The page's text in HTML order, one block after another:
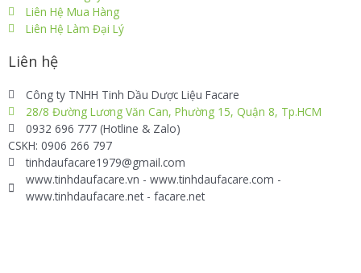
Liên Hệ Mua Hàng
Liên Hệ Làm Đại Lý
Liên hệ
Công ty TNHH Tinh Dầu Dược Liệu Facare
28/8 Đường Lương Văn Can, Phường 15, Quận 8, Tp.HCM
0932 696 777 (Hotline & Zalo)
CSKH: 0906 266 797
tinhdaufacare1979@gmail.com
www.tinhdaufacare.vn - www.tinhdaufacare.com -
www.tinhdaufacare.net - facare.net